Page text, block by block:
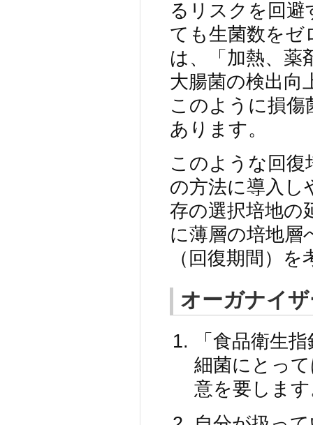
るリスクを回
ても生菌数をゼ
は、「加熱、薬
大腸菌の検出向
このように損傷
あります。
このような回
の方法に導入し
存の選択培地の
に薄層の培地層
（回復期間）
オーガナイ
「食品衛生
細菌にとっ
意を要しま